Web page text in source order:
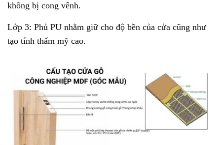
không bị cong vênh.
Lớp 3: Phủ PU nhằm giữ cho độ bền của cửa cũng như
tạo tính thẩm mỹ cao.